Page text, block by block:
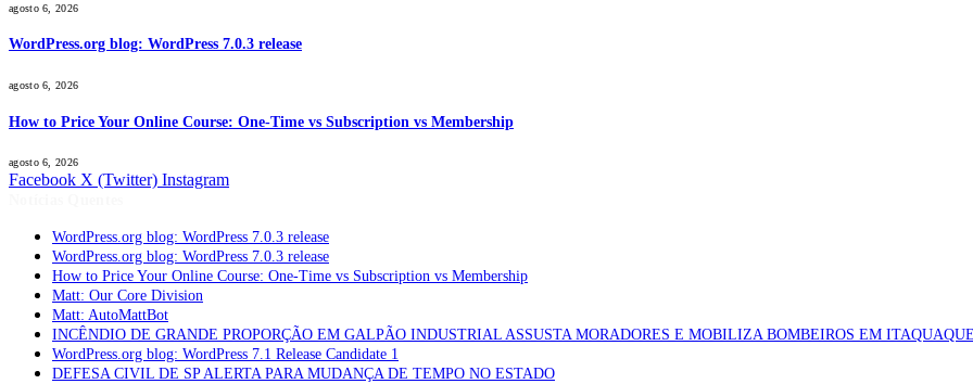
agosto 6, 2026
WordPress.org blog: WordPress 7.0.3 release
agosto 6, 2026
How to Price Your Online Course: One-Time vs Subscription vs Membership
agosto 6, 2026
Facebook X (Twitter) Instagram
WordPress.org blog: WordPress 7.0.3 release
WordPress.org blog: WordPress 7.0.3 release
How to Price Your Online Course: One-Time vs Subscription vs Membership
Matt: Our Core Division
Matt: AutoMattBot
INCÊNDIO DE GRANDE PROPORÇÃO EM GALPÃO INDUSTRIAL ASSUSTA MORADORES E MOBILIZA BOMBEIROS EM
WordPress.org blog: WordPress 7.1 Release Candidate 1
DEFESA CIVIL DE SP ALERTA PARA MUDANÇA DE TEMPO NO ESTADO